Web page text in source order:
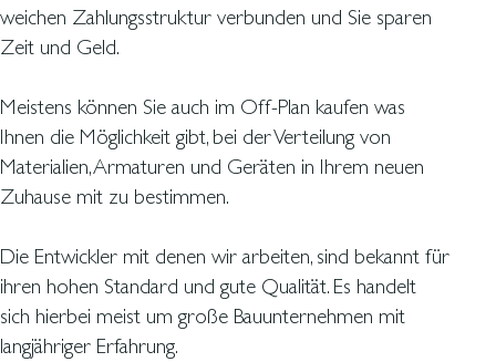
weichen Zahlungsstruktur verbunden und Sie sparen
Zeit und Geld.
Meistens können Sie auch im Off-Plan kaufen was
Ihnen die Möglichkeit gibt, bei der Verteilung von
Materialien, Armaturen und Geräten in Ihrem neuen
Zuhause mit zu bestimmen.
Die Entwickler mit denen wir arbeiten, sind bekannt für
ihren hohen Standard und gute Qualität. Es handelt
sich hierbei meist um große Bauunternehmen mit
langjähriger Erfahrung.